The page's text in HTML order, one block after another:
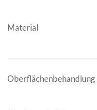
Material
Oberflächenbehandlung